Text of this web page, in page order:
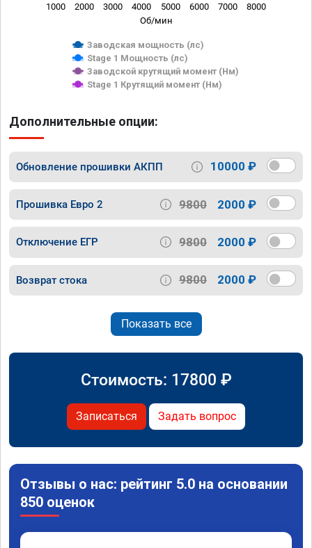
Об/мин
Заводская мощность (лс)
Stage 1 Мощность (лс)
Заводской крутящий момент (Нм)
Stage 1 Крутящий момент (Нм)
1000 2000 3000 4000 5000 6000 7000 8000
Дополнительные опции:
Обновление прошивки АКПП 10000 ₽
Прошивка Евро 2 9800 2000 ₽
Отключение ЕГР 9800 2000 ₽
Возврат стока 9800 2000 ₽
Показать все
Стоимость: 17800 ₽
Записаться Задать вопрос
Отзывы о нас: рейтинг 5.0 на основании
850 оценок